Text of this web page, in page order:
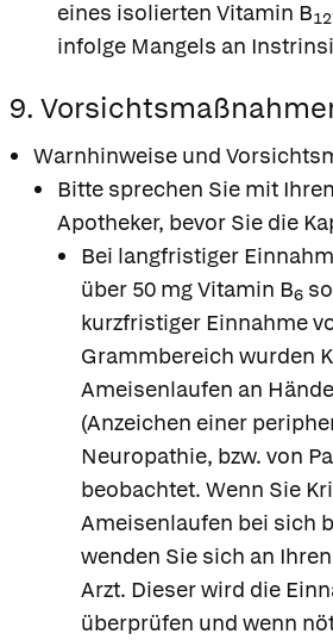
eines isolierten Vitamin B12
infolge Mangels an
9.
Warnhinweise und
Bitte sprechen Sie mit
Apotheker, bevor Sie die
Bei langfristiger
über 50 mg Vitamin B6
kurzfristiger Einnahme
Grammbereich wurden
Ameisenlaufen an
(Anzeichen einer
Neuropathie, bzw. von
beobachtet. Wenn Sie
Ameisenlaufen bei sich
wenden Sie sich an
Arzt. Dieser wird die
überprüfen und wenn